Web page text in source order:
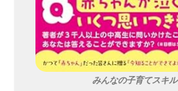
みんなの子育てスキル